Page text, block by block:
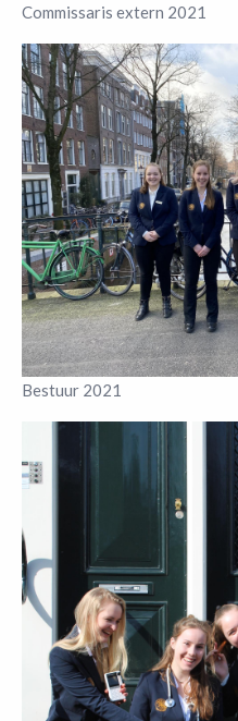
Commissaris extern 2021
Bestuur 2021